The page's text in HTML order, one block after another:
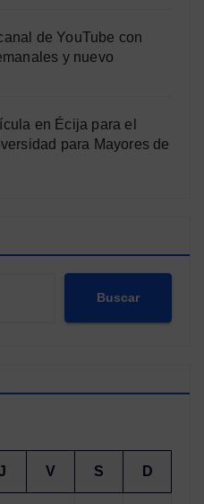
de YouTube con
y nuevo
en Écija para el
para Mayores de
Buscar
V S D